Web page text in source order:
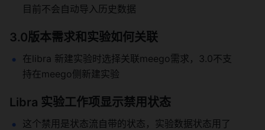
目前不会自动导入历史数据
3.0版本需求和实验如何关联
在libra 新建实验时选择关联meego需求，3.0不支
持在meego侧新建实验
Libra 实验工作项显示禁用状态
这个禁用是状态流自带的状态，实验数据状态用了